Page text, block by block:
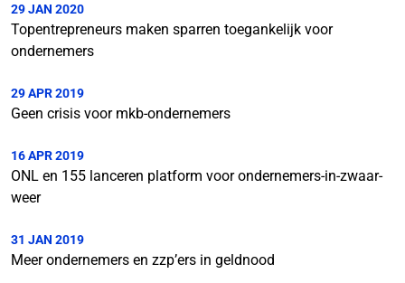
29 JAN 2020
Topentrepreneurs maken sparren toegankelijk voor
ondernemers
29 APR 2019
Geen crisis voor mkb-ondernemers
16 APR 2019
ONL en 155 lanceren platform voor ondernemers-in-zwaar-
weer
31 JAN 2019
Meer ondernemers en zzp’ers in geldnood